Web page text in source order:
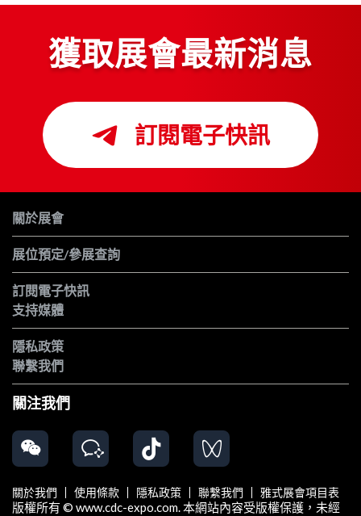
獲取展會最新消息
訂閱電子快訊
關於展會
展位預定/參展查詢
訂閱電子快訊
支持媒體
隱私政策
聯繫我們
關注我們
關於我們 使用條款 隱私政策 聯繫我們 雅式展會項目表
版權所有 © www.cdc-expo.com. 本網站內容受版權保護，未經